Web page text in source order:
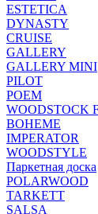
ESTETICA
DYNASTY
CRUISE
GALLERY
GALLERY MINI
PILOT
POEM
WOODSTOCK
BOHEME
IMPERATOR
WOODSTYLE
Паркетная доска
POLARWOOD
TARKETT
SALSA